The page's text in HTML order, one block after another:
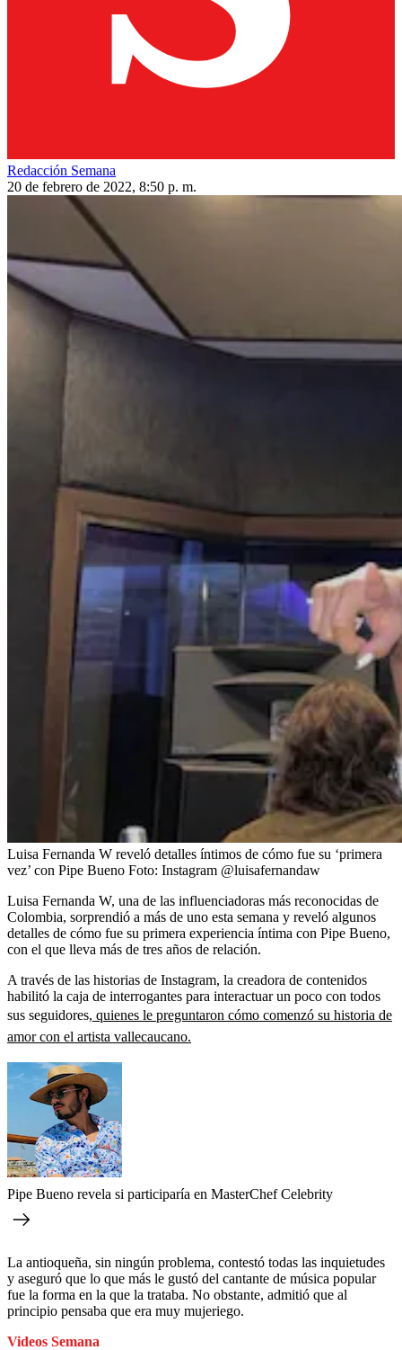
Redacción Semana
20 de febrero de 2022, 8:50 p. m.
Luisa Fernanda W reveló detalles íntimos de cómo fue su ‘primera
vez’ con Pipe Bueno Foto: Instagram @luisafernandaw
Luisa Fernanda W, una de las influenciadoras más reconocidas de
Colombia, sorprendió a más de uno esta semana y reveló algunos
detalles de cómo fue su primera experiencia íntima con Pipe Bueno,
con el que lleva más de tres años de relación.
A través de las historias de Instagram, la creadora de contenidos
habilitó la caja de interrogantes para interactuar un poco con todos
sus seguidores, quienes le preguntaron cómo comenzó su historia de
amor con el artista vallecaucano.
Pipe Bueno revela si participaría en MasterChef Celebrity
La antioqueña, sin ningún problema, contestó todas las inquietudes
y aseguró que lo que más le gustó del cantante de música popular
fue la forma en la que la trataba. No obstante, admitió que al
principio pensaba que era muy mujeriego.
Videos Semana